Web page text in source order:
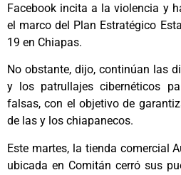
Facebook incita a la violencia y
el marco del Plan Estratégico
19 en Chiapas.
No obstante, dijo, continúan las
y los patrullajes cibernéticos
falsas, con el objetivo de
de las y los chiapanecos.
Este martes, la tienda comercial
ubicada en Comitán cerró sus